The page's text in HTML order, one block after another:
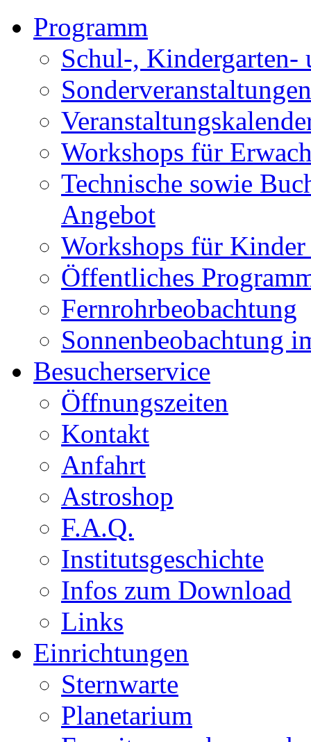
Programm
Schul-, Kindergarten-
Sonderveranstaltungen
Workshops für
Technische sowie
Angebot
Workshops für
Öffentliches
Fernrohrbeobachtung
Sonnenbeobachtung
Besucherservice
Öffnungszeiten
Kontakt
Anfahrt
Astroshop
F.A.Q.
Institutsgeschichte
Infos zum Download
Links
Einrichtungen
Sternwarte
Planetarium